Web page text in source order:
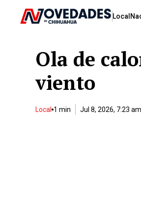
Local
Ola de
viento
Local 1 min Jul 8, 2026, 7:23 am